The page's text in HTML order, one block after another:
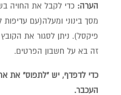
הערה: כדי לקבל את החויה
פיקסל). ניתן לסגור את
זה בא על חשבון הפרטים.
כדי לדפדף, יש "לתפוס" את
העכבר.